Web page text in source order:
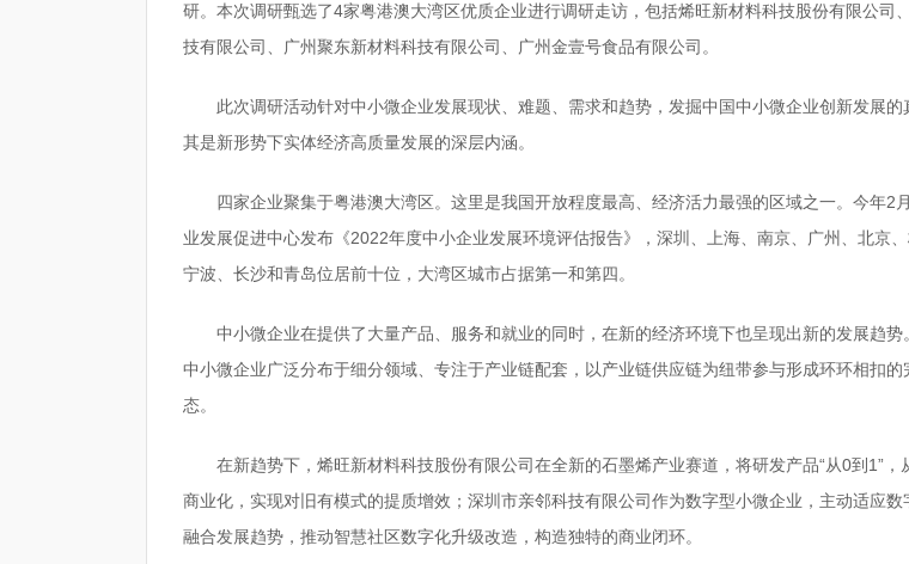
研。本次调研甄选了4家粤港澳大湾区优质企业进行调研走访，包括烯旺新材料科技股份有限公司
技有限公司、广州聚东新材料科技有限公司、广州金壹号食品有限公司。
此次调研活动针对中小微企业发展现状、难题、需求和趋势，发掘中国中小微企业创新发展的
其是新形势下实体经济高质量发展的深层内涵。
四家企业聚集于粤港澳大湾区。这里是我国开放程度最高、经济活力最强的区域之一。今年2
业发展促进中心发布《2022年度中小企业发展环境评估报告》，深圳、上海、南京、广州、北京、
宁波、长沙和青岛位居前十位，大湾区城市占据第一和第四。
中小微企业在提供了大量产品、服务和就业的同时，在新的经济环境下也呈现出新的发展趋势
中小微企业广泛分布于细分领域、专注于产业链配套，以产业链供应链为纽带参与形成环环相扣的
态。
在新趋势下，烯旺新材料科技股份有限公司在全新的石墨烯产业赛道，将研发产品“从0到1”，
商业化，实现对旧有模式的提质增效；深圳市亲邻科技有限公司作为数字型小微企业，主动适应数
融合发展趋势，推动智慧社区数字化升级改造，构造独特的商业闭环。